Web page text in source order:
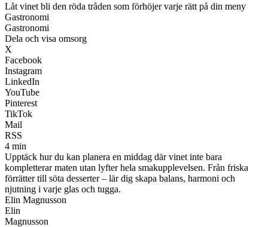
Låt vinet bli den röda tråden som förhöjer varje rätt på din meny
Gastronomi
Gastronomi
Dela och visa omsorg
X
Facebook
Instagram
LinkedIn
YouTube
Pinterest
TikTok
Mail
RSS
4 min
Upptäck hur du kan planera en middag där vinet inte bara
kompletterar maten utan lyfter hela smakupplevelsen. Från friska
förrätter till söta desserter – lär dig skapa balans, harmoni och
njutning i varje glas och tugga.
Elin Magnusson
Elin
Magnusson